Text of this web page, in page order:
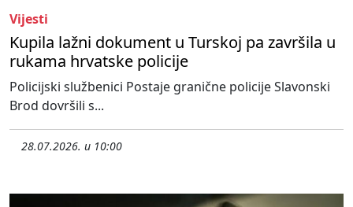
Vijesti
Kupila lažni dokument u Turskoj pa završila u
rukama hrvatske policije
Policijski službenici Postaje granične policije Slavonski
Brod dovršili s...
28.07.2026. u 10:00